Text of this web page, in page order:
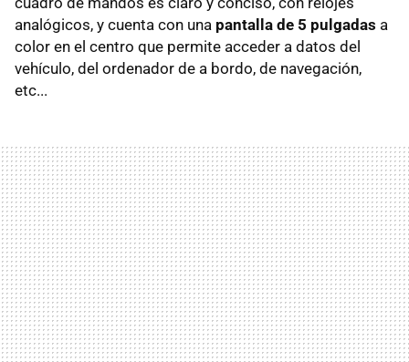
analógicos, y cuenta con una pantalla de 5 pulgadas a
color en el centro que permite acceder a datos del
vehículo, del ordenador de a bordo, de navegación,
etc...